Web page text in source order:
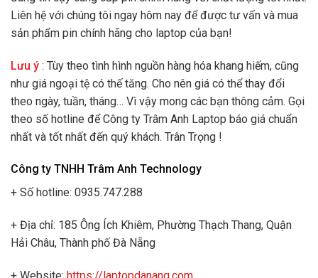
Liên hệ với chúng tôi ngay hôm nay để được tư vấn và mua
sản phẩm pin chính hãng cho laptop của bạn!
Lưu ý : Tùy theo tình hình nguồn hàng hóa khang hiếm, cũng
như giá ngoại tệ có thế tăng. Cho nên giá có thể thay đổi
theo ngày, tuần, tháng… Vì vậy mong các bạn thông cảm. Gọi
theo số hotline để Công ty Trâm Anh Laptop báo giá chuẩn
nhất và tốt nhất đến quý khách. Trân Trọng !
Công ty TNHH Trâm Anh Technology
+ Số hotline: 0935.747.288
+ Địa chỉ: 185 Ông Ích Khiêm, Phường Thạch Thang, Quận
Hải Châu, Thành phố Đà Nẵng